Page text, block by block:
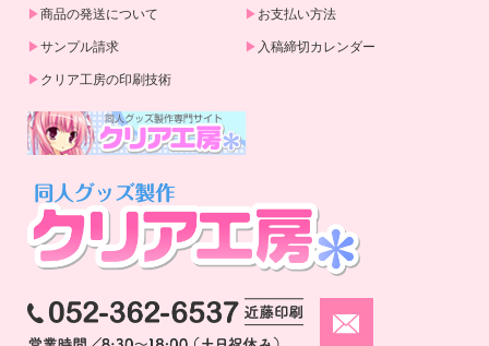
商品の発送について
サンプル請求
クリア工房の印刷技術
お支払い方法
入稿締切カレンダー